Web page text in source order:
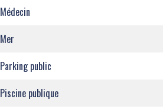
Médecin
Mer
Parking public
Piscine publique